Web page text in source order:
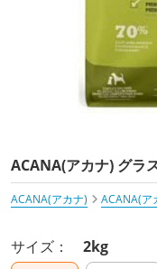
ACANA(アカナ) グラ
ACANA(アカナ)
ACANA(ア
サイズ： 2kg